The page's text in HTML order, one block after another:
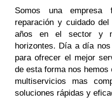
Somos una empresa
reparación y cuidado
años en el sector y
horizontes. Día a día
para ofrecer el mejor
de esta forma nos
multiservicios mas
soluciones rápidas y